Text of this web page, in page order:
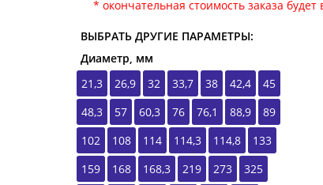
* окончательная стоимость заказа
ВЫБРАТЬ ДРУГИЕ ПАРАМЕТРЫ:
Диаметр, мм
21,3
26,9 32 33,7 38 42,4
45
48,3
57 60,3 76 76,1 88,9
89
102
108 114 114,3 114,8
133
159
168 168,3 219 273
325